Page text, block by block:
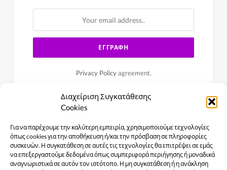
Διαχείριση Συγκατάθεσης
Cookies
Για να παρέχουμε την καλύτερη εμπειρία, χρησιμοποιούμε τεχνολογίες
όπως cookies για την αποθήκευση ή/και την πρόσβαση σε πληροφορίες
συσκευών. Η συγκατάθεση σε αυτές τις τεχνολογίες θα επιτρέψει σε εμάς
να επεξεργαστούμε δεδομένα όπως συμπεριφορά περιήγησης ή μοναδικά
αναγνωριστικά σε αυτόν τον ιστότοπο. Η μη συγκατάθεση ή η ανάκληση
Privacy Policyagreement.